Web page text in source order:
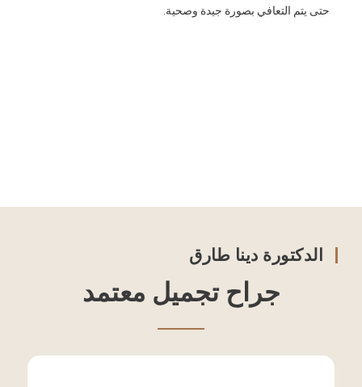
حتى يتم التعافي بصورة جيدة وصحية.
الدكتورة دينا طارق
جراح تجميل معتمد